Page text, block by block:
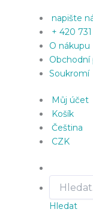
napište
+ 420
O nákupu
Soukromí
Můj účet
Košík
Čeština
CZK
Hledat